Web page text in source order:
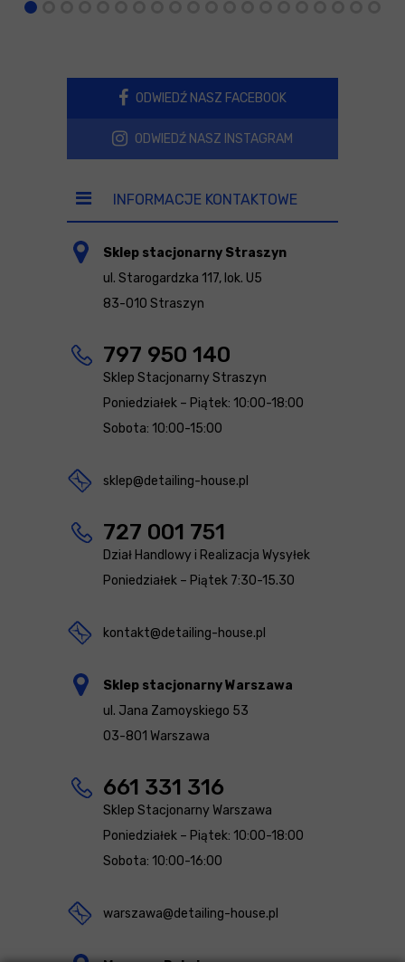
ODWIEDŹ NASZ FACEBOOK
ODWIEDŹ NASZ INSTAGRAM
INFORMACJE KONTAKTOWE
Sklep stacjonarny Straszyn
ul. Starogardzka 117, lok. U5
83-010 Straszyn
797 950 140
Sklep Stacjonarny Straszyn
Poniedziałek – Piątek: 10:00-18:00
Sobota: 10:00-15:00
sklep@detailing-house.pl
727 001 751
Dział Handlowy i Realizacja Wysyłek
Poniedziałek – Piątek 7:30-15.30
kontakt@detailing-house.pl
Sklep stacjonarny Warszawa
ul. Jana Zamoyskiego 53
03-801 Warszawa
661 331 316
Sklep Stacjonarny Warszawa
Poniedziałek – Piątek: 10:00-18:00
Sobota: 10:00-16:00
warszawa@detailing-house.pl